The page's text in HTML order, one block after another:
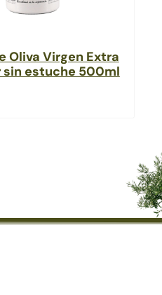
Oliva Virgen Extra
sin estuche 500ml